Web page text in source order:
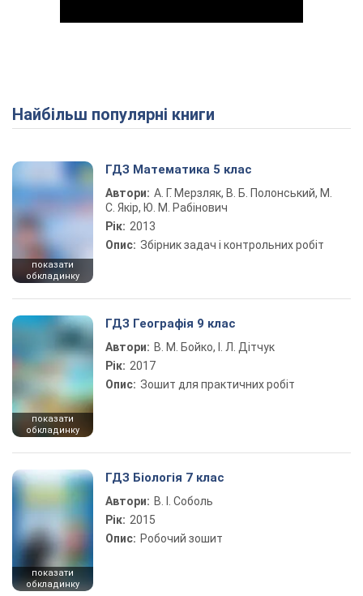
Play Video
Найбільш популярні книги
показати
обкладинку
ГДЗ Математика 5 клас
Автори: А. Г. Мерзляк, В. Б. Полонський, М.
С. Якір, Ю. М. Рабінович
Рік: 2013
Опис: Збірник задач і контрольних робіт
показати
обкладинку
ГДЗ Географія 9 клас
Автори: В. М. Бойко, І. Л. Дітчук
Рік: 2017
Опис: Зошит для практичних робіт
показати
обкладинку
ГДЗ Біологія 7 клас
Автори: В. І. Соболь
Рік: 2015
Опис: Робочий зошит